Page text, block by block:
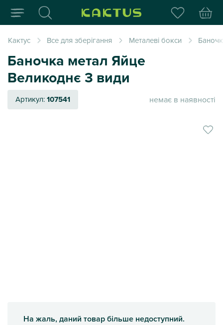
Інтернет-магазин
Кактус Все для зберігання Металеві бокси
Баночка метал Яйце
Великоднє 3 види
Артикул:107541 немає в наявності
На жаль, даний товар більше недоступний.